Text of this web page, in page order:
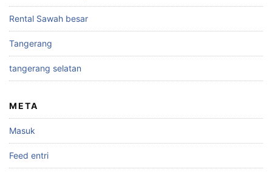
Rental Sawah besar
Tangerang
tangerang selatan
META
Masuk
Feed entri